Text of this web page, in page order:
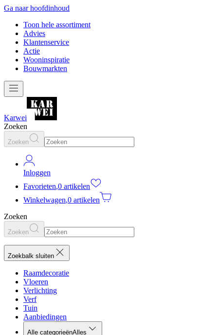
Ga naar hoofdinhoud
Toon hele assortiment
Advies
Klantenservice
Actie
Wooninspiratie
Bouwmarkten
Karwei
Zoeken
Zoeken
Inloggen
Favorieten,0 artikelen
Winkelwagen,0 artikelen
Zoeken
Zoeken
Zoekbalk sluiten
Raamdecoratie
Vloeren
Verlichting
Verf
Tuin
Aanbiedingen
Alle categorieënAlles